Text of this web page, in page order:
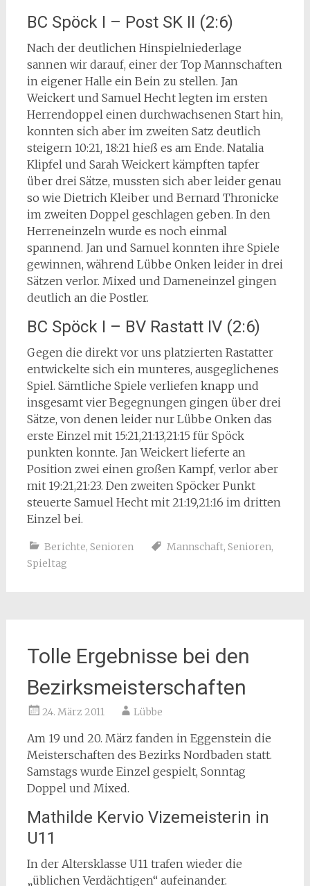
BC Spöck I – Post SK II (2:6)
Nach der deutlichen Hinspielniederlage
sannen wir darauf, einer der Top Mannschaften
in eigener Halle ein Bein zu stellen. Jan
Weickert und Samuel Hecht legten im ersten
Herrendoppel einen durchwachsenen Start hin,
konnten sich aber im zweiten Satz deutlich
steigern 10:21, 18:21 hieß es am Ende. Natalia
Klipfel und Sarah Weickert kämpften tapfer
über drei Sätze, mussten sich aber leider genau
so wie Dietrich Kleiber und Bernard Thronicke
im zweiten Doppel geschlagen geben. In den
Herreneinzeln wurde es noch einmal
spannend. Jan und Samuel konnten ihre Spiele
gewinnen, während Lübbe Onken leider in drei
Sätzen verlor. Mixed und Dameneinzel gingen
deutlich an die Postler.
BC Spöck I – BV Rastatt IV (2:6)
Gegen die direkt vor uns platzierten Rastatter
entwickelte sich ein munteres, ausgeglichenes
Spiel. Sämtliche Spiele verliefen knapp und
insgesamt vier Begegnungen gingen über drei
Sätze, von denen leider nur Lübbe Onken das
erste Einzel mit 15:21,21:13,21:15 für Spöck
punkten konnte. Jan Weickert lieferte an
Position zwei einen großen Kampf, verlor aber
mit 19:21,21:23. Den zweiten Spöcker Punkt
steuerte Samuel Hecht mit 21:19,21:16 im dritten
Einzel bei.
Berichte, Senioren Mannschaft, Senioren,
Spieltag
Tolle Ergebnisse bei den
Bezirksmeisterschaften
24. März 2011 Lübbe
Am 19 und 20. März fanden in Eggenstein die
Meisterschaften des Bezirks Nordbaden statt.
Samstags wurde Einzel gespielt, Sonntag
Doppel und Mixed.
Mathilde Kervio Vizemeisterin in
U11
In der Altersklasse U11 trafen wieder die
„üblichen Verdächtigen“ aufeinander.